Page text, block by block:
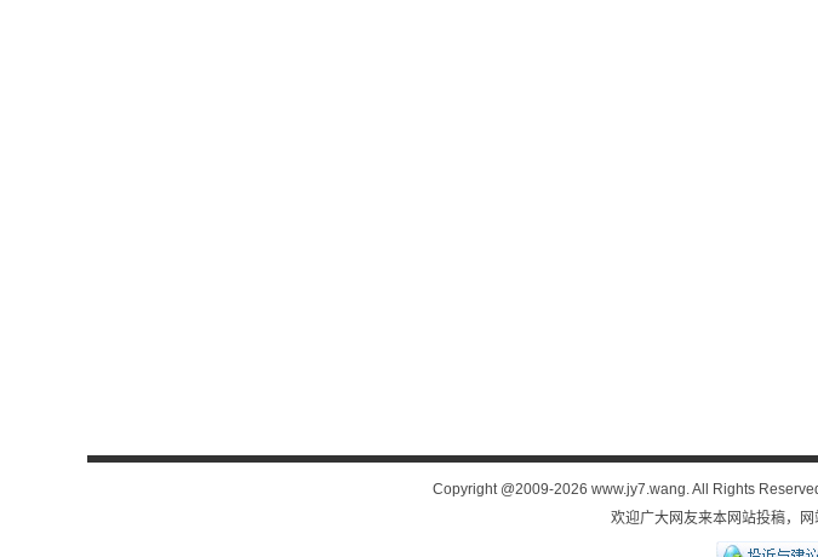
Copyright @2009-2026 www.jy7.wang. All Rights
欢迎广大网友来本网站投稿，